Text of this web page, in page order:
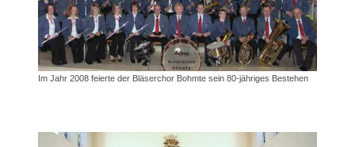
Im Jahr 2008 feierte der Bläserchor Bohmte sein 80-jähriges Bestehen